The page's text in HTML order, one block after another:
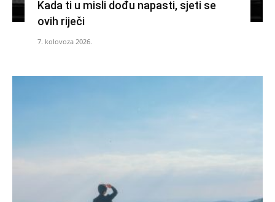
Kada ti u misli dođu napasti, sjeti se
ovih riječi
7. kolovoza 2026.